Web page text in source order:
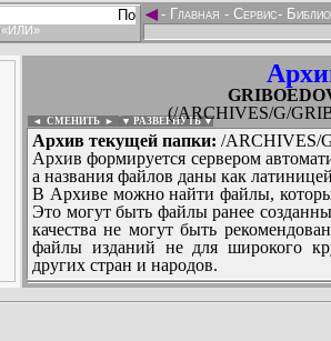
«ИЛИ»
◄- Главная - Сервис-
(/ARCHIVES/G/
◄ СМЕНИТЬ ► ▼ РАЗВЕРНУТЬ ▼
Архив текущей папки: /ARCHIVES/
Архив формируется сервером
а названия файлов даны как
В Архиве можно найти файлы,
Это могут быть файлы ранее
качества не могут быть
файлы изданий не для широкого
других стран и народов.